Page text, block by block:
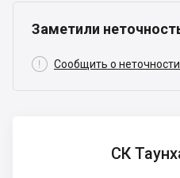
Заметили
 Сообщить о неточности
СК